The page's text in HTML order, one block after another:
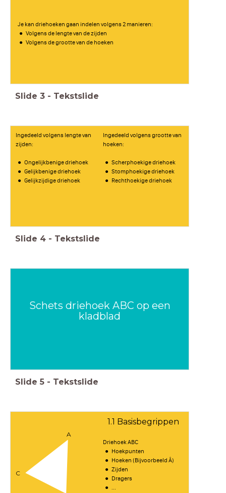
Je kan driehoeken gaan indelen volgens 2 manieren:
Volgens de lengte van de zijden
Volgens de grootte van de hoeken
Slide 3 - Tekstslide
Ingedeeld volgens lengte van
zijden:
Ongelijkbenige driehoek
Gelijkbenige driehoek
Gelijkzijdige driehoek
Ingedeeld volgens grootte van
hoeken:
Scherphoekige driehoek
Stomphoekige driehoek
Rechthoekige driehoek
Slide 4 - Tekstslide
Schets driehoek ABC op een
kladblad
Slide 5 - Tekstslide
1.1 Basisbegrippen
Driehoek ABC
Hoekpunten
Hoeken (Bijvoorbeeld Â)
Zijden
Dragers
...
A
C